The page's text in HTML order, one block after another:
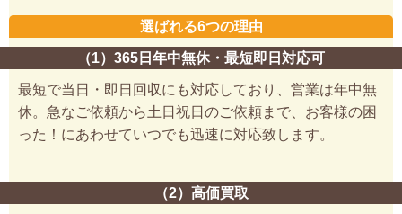
選ばれる6つの理由
（1）365日年中無休・最短即日対応可
最短で当日・即日回収にも対応しており、営業は年中無
休。急なご依頼から土日祝日のご依頼まで、お客様の困
った！にあわせていつでも迅速に対応致します。
（2）高価買取